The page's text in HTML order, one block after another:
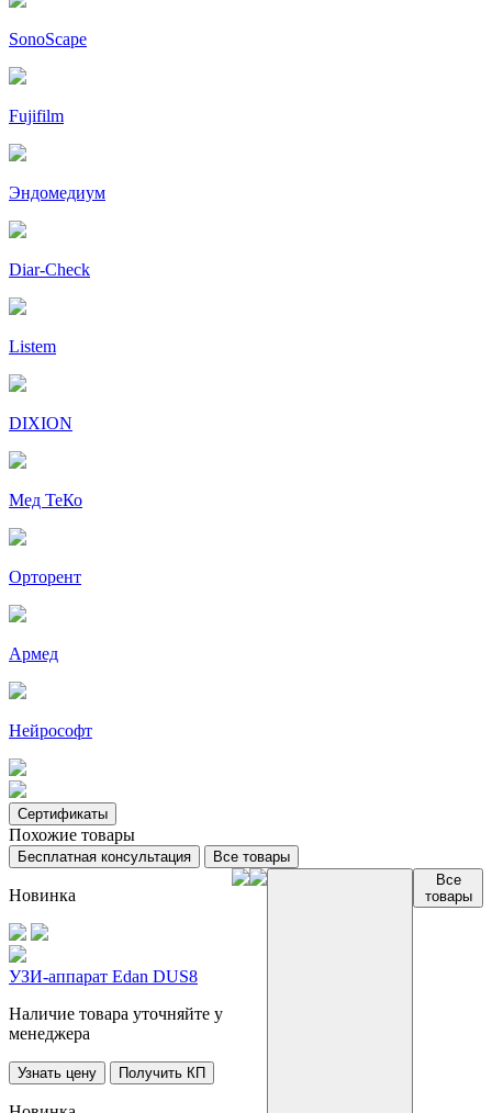
SonoScape
Fujifilm
Эндомедиум
Diar-Cheсk
Listem
DIXION
Мед ТеКо
Орторент
Армед
Нейрософт
Сертификаты
Похожие товары
Бесплатная консультация Все товары
Новинка
УЗИ-аппарат Edan DUS8
Наличие товара уточняйте у
менеджера
Узнать цену Получить КП
Все
товары